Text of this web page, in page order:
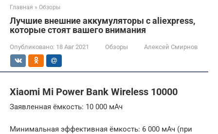
Главная » Обзоры
Лучшие внешние аккумуляторы с aliexpress,
которые стоят вашего внимания
Опубликовано: 18 Авг 2021 Обзоры Алексей Смирнов
Xiaomi Mi Power Bank Wireless 10000
Заявленная ёмкость: 10 000 мАч
Минимальная эффективная ёмкость: 6 000 мАч (при